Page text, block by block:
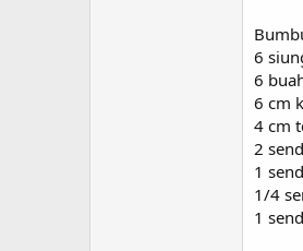
6
6
6 cm
4 cm
2
1
1/4
1